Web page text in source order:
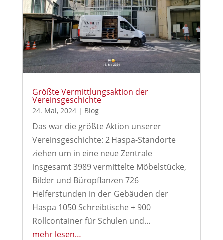
Größte Vermittlungsaktion der
Vereinsgeschichte
24. Mai, 2024| Blog
Das war die größte Aktion unserer
Vereinsgeschichte: 2 Haspa-Standorte
ziehen um in eine neue Zentrale
insgesamt 3989 vermittelte Möbelstücke,
Bilder und Büropflanzen 726
Helferstunden in den Gebäuden der
Haspa 1050 Schreibtische + 900
Rollcontainer für Schulen und…
mehr lesen…